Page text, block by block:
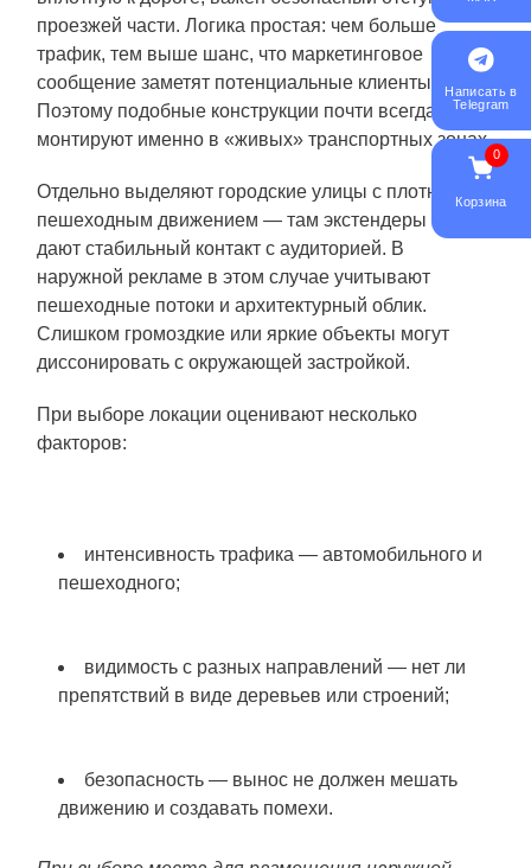
проезжей части. Логика простая: чем больше
трафик, тем выше шанс, что маркетинговое
сообщение заметят потенциальные клиенты.
Поэтому подобные конструкции почти всегда
монтируют именно в «живых» транспортных зонах.
Отдельно выделяют городские улицы с плотным
пешеходным движением — там экстендеры тоже
дают стабильный контакт с аудиторией. В
наружной рекламе в этом случае учитывают
пешеходные потоки и архитектурный облик.
Слишком громоздкие или яркие объекты могут
диссонировать с окружающей застройкой.
При выборе локации оценивают несколько
факторов:
интенсивность трафика — автомобильного и
пешеходного;
видимость с разных направлений — нет ли
препятствий в виде деревьев или строений;
безопасность — вынос не должен мешать
движению и создавать помехи.
Написать в
Telegram
0
Корзина